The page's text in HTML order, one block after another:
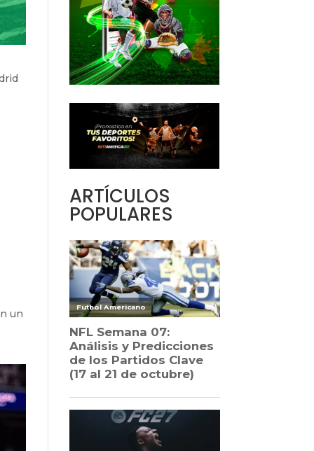
un
ARTÍCULOS
POPULARES